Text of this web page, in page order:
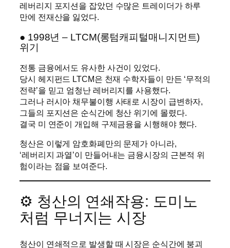
레버리지 포지션을 잡았던 수많은 트레이더가 하루
만에 전재산을 잃었다.
● 1998년 – LTCM(롱텀캐피털매니지먼트)
위기
전통 금융에서도 유사한 사건이 있었다.
당시 헤지펀드 LTCM은 천재 수학자들이 만든 ‘무적의
전략’을 믿고 엄청난 레버리지를 사용했다.
그러나 러시아 채무불이행 사태로 시장이 급변하자,
그들의 포지션은 순식간에 청산 위기에 몰렸다.
결국 미 연준이 개입해 구제금융을 시행해야 했다.
청산은 이렇게 암호화폐만의 문제가 아니라,
‘레버리지 과열’이 만들어내는 금융시장의 근본적 위
험이라는 점을 보여준다.
⚙️ 청산의 연쇄작용: 도미노
처럼 무너지는 시장
청산이 연쇄적으로 발생할 때 시장은 순식간에 붕괴